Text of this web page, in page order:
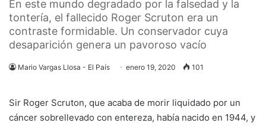
En este mundo degradado por la falsedad y la
tontería, el fallecido Roger Scruton era un
contraste formidable. Un conservador cuya
desaparición genera un pavoroso vacío
Mario Vargas Llosa - El País enero 19, 2020 101
Sir Roger Scruton, que acaba de morir liquidado por un
cáncer sobrellevado con entereza, había nacido en 1944, y